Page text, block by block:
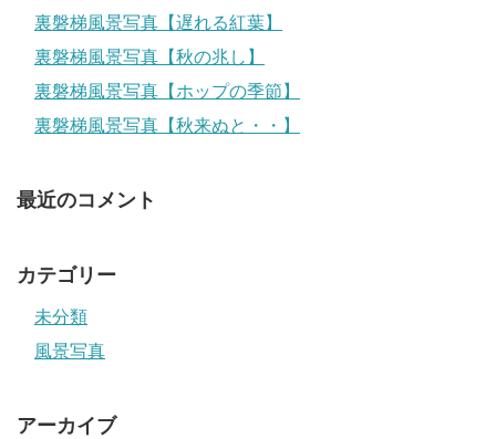
裏磐梯風景写真【遅れる紅葉】
裏磐梯風景写真【秋の兆し】
裏磐梯風景写真【ホップの季節】
裏磐梯風景写真【秋来ぬと・・】
最近のコメント
カテゴリー
未分類
風景写真
アーカイブ